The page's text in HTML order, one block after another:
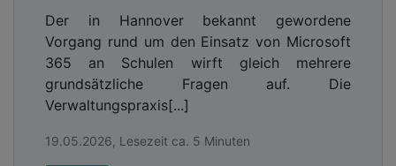
Der in Hannover bekannt gewordene
Vorgang rund um den Einsatz von Microsoft
365 an Schulen wirft gleich mehrere
grundsätzliche Fragen auf. Die
Verwaltungspraxis[...]
19.05.2026, Lesezeit ca. 5 Minuten